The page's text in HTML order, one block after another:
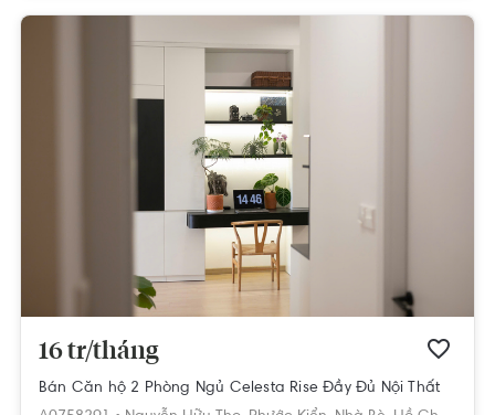
16 tr/tháng
Bán Căn hộ 2 Phòng Ngủ Celesta Rise Đầy Đủ Nội Thất